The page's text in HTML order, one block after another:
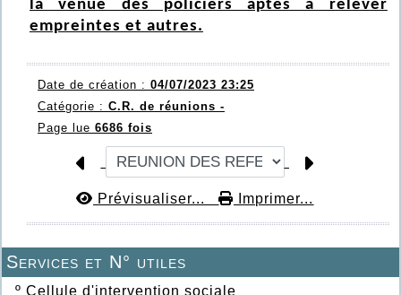
Services et N° utiles
º Cellule d'intervention sociale
la venue des policiers aptes à relever
empreintes et autres.
Date de création : 04/07/2023 23:25
Catégorie : C.R. de réunions -
Page lue 6686 fois
Prévisualiser... Imprimer...